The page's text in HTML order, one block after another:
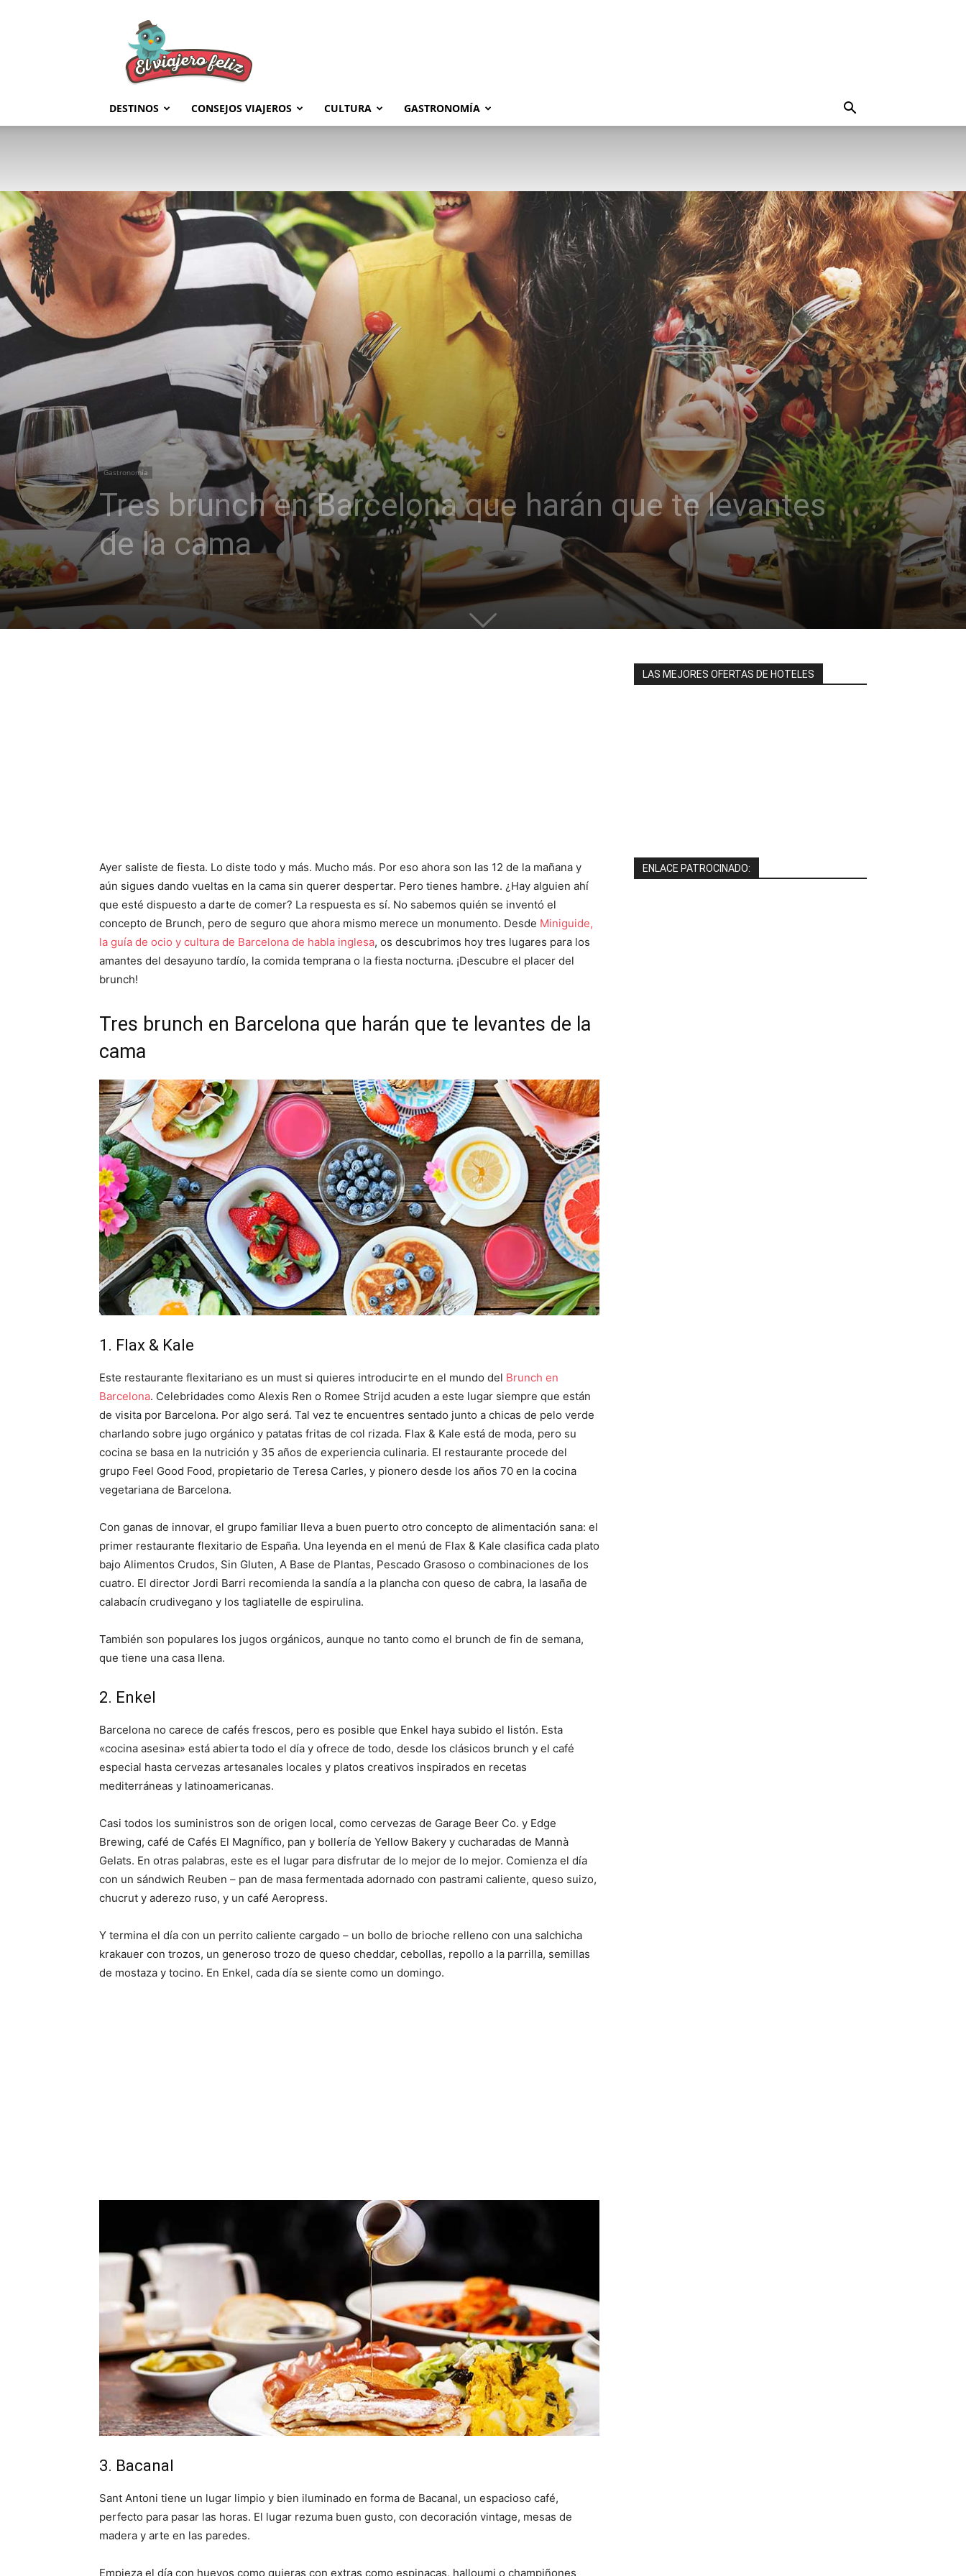
Feliz
DESTINOS CONSEJOS VIAJEROS CULTURA GASTRONOMÍA
Gastronomía
Tres brunch en Barcelona que harán que te levantes
de la cama
Ayer saliste de fiesta. Lo diste todo y más. Mucho más. Por eso ahora son las 12 de la mañana y
aún sigues dando vueltas en la cama sin querer despertar. Pero tienes hambre. ¿Hay alguien ahí
que esté dispuesto a darte de comer? La respuesta es sí. No sabemos quién se inventó el
concepto de Brunch, pero de seguro que ahora mismo merece un monumento. Desde Miniguide,
la guía de ocio y cultura de Barcelona de habla inglesa, os descubrimos hoy tres lugares para los
amantes del desayuno tardío, la comida temprana o la fiesta nocturna. ¡Descubre el placer del
brunch!
Tres brunch en Barcelona que harán que te levantes de la
cama
1. Flax & Kale
Este restaurante flexitariano es un must si quieres introducirte en el mundo del Brunch en
Barcelona. Celebridades como Alexis Ren o Romee Strijd acuden a este lugar siempre que están
de visita por Barcelona. Por algo será. Tal vez te encuentres sentado junto a chicas de pelo verde
charlando sobre jugo orgánico y patatas fritas de col rizada. Flax & Kale está de moda, pero su
cocina se basa en la nutrición y 35 años de experiencia culinaria. El restaurante procede del
grupo Feel Good Food, propietario de Teresa Carles, y pionero desde los años 70 en la cocina
vegetariana de Barcelona.
Con ganas de innovar, el grupo familiar lleva a buen puerto otro concepto de alimentación sana: el
primer restaurante flexitario de España. Una leyenda en el menú de Flax & Kale clasifica cada plato
bajo Alimentos Crudos, Sin Gluten, A Base de Plantas, Pescado Grasoso o combinaciones de los
cuatro. El director Jordi Barri recomienda la sandía a la plancha con queso de cabra, la lasaña de
calabacín crudivegano y los tagliatelle de espirulina.
También son populares los jugos orgánicos, aunque no tanto como el brunch de fin de semana,
que tiene una casa llena.
2. Enkel
Barcelona no carece de cafés frescos, pero es posible que Enkel haya subido el listón. Esta
«cocina asesina» está abierta todo el día y ofrece de todo, desde los clásicos brunch y el café
especial hasta cervezas artesanales locales y platos creativos inspirados en recetas
mediterráneas y latinoamericanas.
Casi todos los suministros son de origen local, como cervezas de Garage Beer Co. y Edge
Brewing, café de Cafés El Magnífico, pan y bollería de Yellow Bakery y cucharadas de Mannà
Gelats. En otras palabras, este es el lugar para disfrutar de lo mejor de lo mejor. Comienza el día
con un sándwich Reuben – pan de masa fermentada adornado con pastrami caliente, queso suizo,
chucrut y aderezo ruso, y un café Aeropress.
Y termina el día con un perrito caliente cargado – un bollo de brioche relleno con una salchicha
krakauer con trozos, un generoso trozo de queso cheddar, cebollas, repollo a la parrilla, semillas
de mostaza y tocino. En Enkel, cada día se siente como un domingo.
3. Bacanal
Sant Antoni tiene un lugar limpio y bien iluminado en forma de Bacanal, un espacioso café,
perfecto para pasar las horas. El lugar rezuma buen gusto, con decoración vintage, mesas de
madera y arte en las paredes.
Empieza el día con huevos como quieras con extras como espinacas, halloumi o champiñones
LAS MEJORES OFERTAS DE HOTELES
ENLACE PATROCINADO: